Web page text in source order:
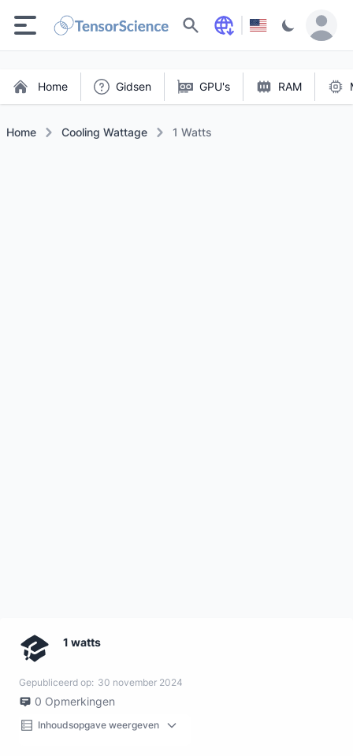
Zoeken
Home Gidsen GPU's RAM
Home Cooling Wattage 1 Watts
1 watts
Gepubliceerd op: 30 november 2024
0 Opmerkingen
Inhoudsopgave weergeven